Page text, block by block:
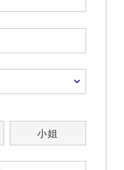
小姐